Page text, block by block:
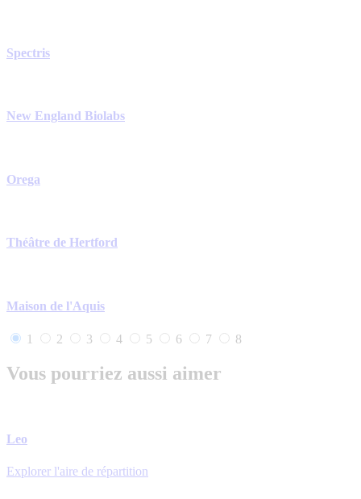
Spectris
New England Biolabs
Orega
Théâtre de Hertford
Maison de l'Aquis
1 2 3 4 5 6 7 8
Vous pourriez aussi aimer
Leo
Explorer l'aire de répartition